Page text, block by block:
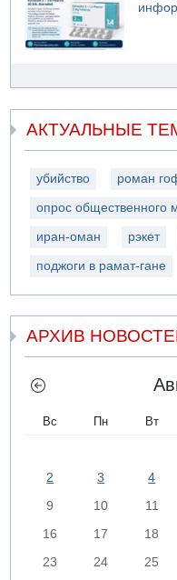
АКТУАЛЬНЫЕ
убийство роман
опрос общественного
иран-оман рэкет
поджоги в рамат-гане
АРХИВ
Вс Пн Вт
2
3 4
9
10 11
16
17 18
23
24 25